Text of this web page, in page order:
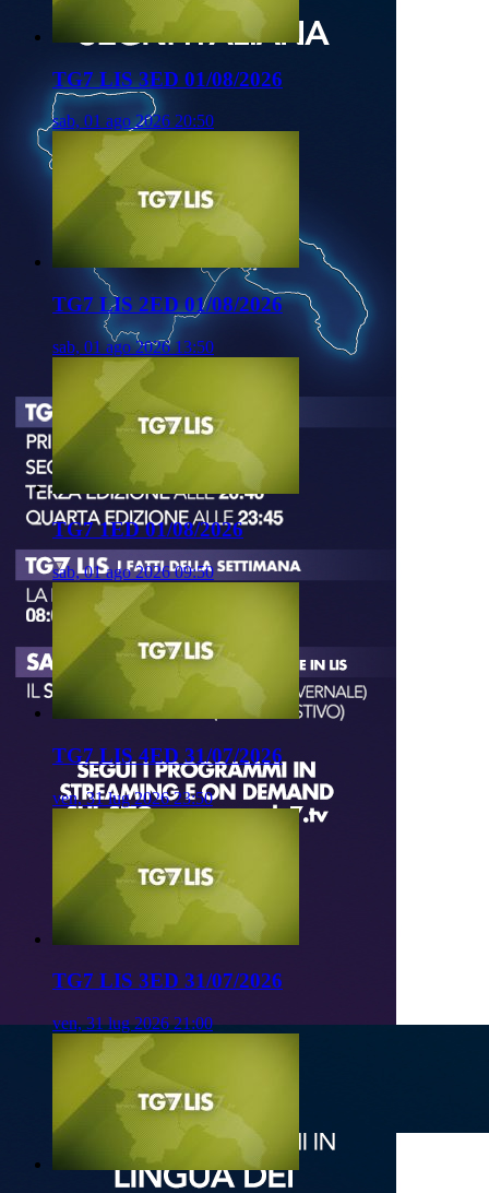
TG7 LIS 3ED 01/08/2026
sab, 01 ago 2026 20:50
TG7 LIS 2ED 01/08/2026
sab, 01 ago 2026 13:50
TG7 1ED 01/08/2026
sab, 01 ago 2026 09:50
TG7 LIS 4ED 31/07/2026
ven, 31 lug 2026 23:50
TG7 LIS 3ED 31/07/2026
ven, 31 lug 2026 21:00